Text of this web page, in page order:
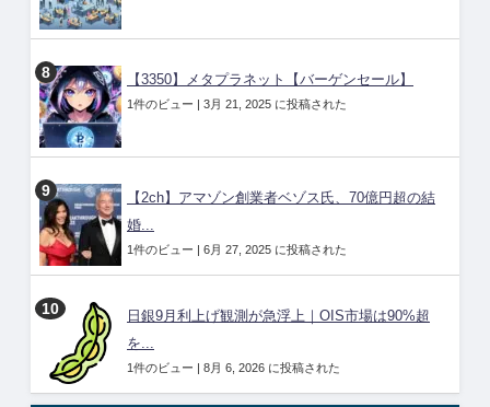
【3350】メタプラネット【バーゲンセール】
1件のビュー | 3月 21, 2025 に投稿された
【2ch】アマゾン創業者ベゾス氏、70億円超の結
婚...
1件のビュー | 6月 27, 2025 に投稿された
日銀9月利上げ観測が急浮上｜OIS市場は90%超
を...
1件のビュー | 8月 6, 2026 に投稿された